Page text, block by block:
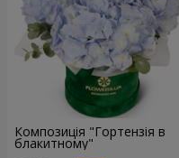
Композиція "Гортензія в
блакитному"